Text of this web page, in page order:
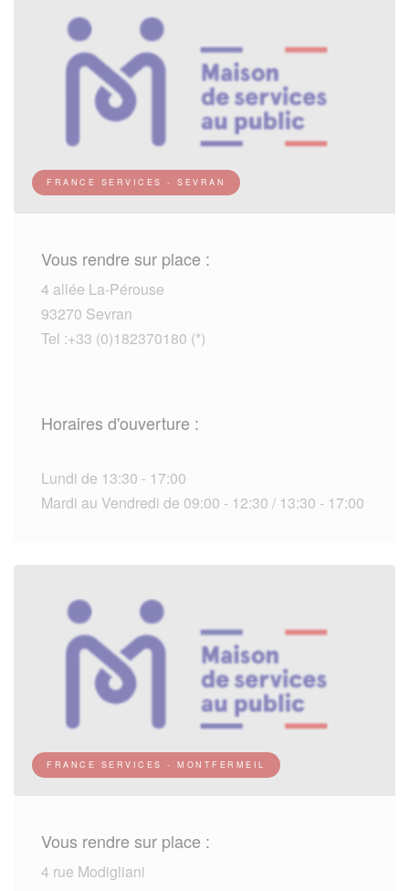
FRANCE SERVICES - SEVRAN
Vous rendre sur place :
4 allée La-Pérouse
93270 Sevran
Tel :+33 (0)182370180 (*)
Horaires d'ouverture :
Lundi de 13:30 - 17:00
Mardi au Vendredi de 09:00 - 12:30 / 13:30 - 17:00
FRANCE SERVICES - MONTFERMEIL
Vous rendre sur place :
4 rue Modigliani